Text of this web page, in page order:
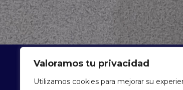
Valoramos tu privacidad
Utilizamos cookies para mejorar su